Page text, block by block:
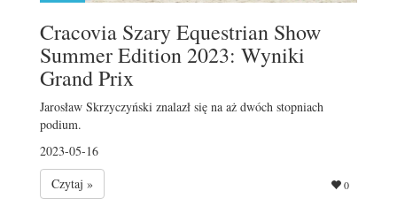
Cracovia Szary Equestrian Show
Summer Edition 2023: Wyniki
Grand Prix
Jarosław Skrzyczyński znalazł się na aż dwóch stopniach
podium.
2023-05-16
Czytaj »
0